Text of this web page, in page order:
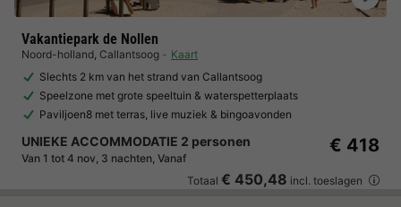
Vakantiepark de Nollen
Noord-holland, Callantsoog
Kaart
Slechts 2 km van het strand van Callantsoog
Speelzone met grote speeltuin & waterspetterplaats
Paviljoen8 met terras, live muziek & bingoavonden
UNIEKE ACCOMMODATIE 2 personen
Van 1 tot 4 nov, 3 nachten, Vanaf
€ 418
Totaal € 450,48 incl. toeslagen